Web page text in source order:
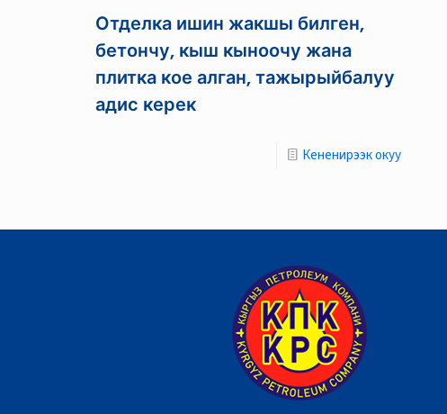
Отделка ишин жакшы билген,
бетончу, кыш кыноочу жана
плитка кое алган, тажырыйбалуу
адис керек
Кененирээк окуу